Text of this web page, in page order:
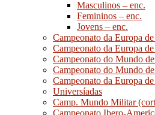
Masculinos – enc.
Femininos – enc.
Jovens – enc.
Campeonato da Europa
Campeonato da Europa
Campeonato do Mundo
Campeonato do Mundo
Campeonato da Europa
Universíadas
Camp. Mundo Militar
Campeonato Ibero-